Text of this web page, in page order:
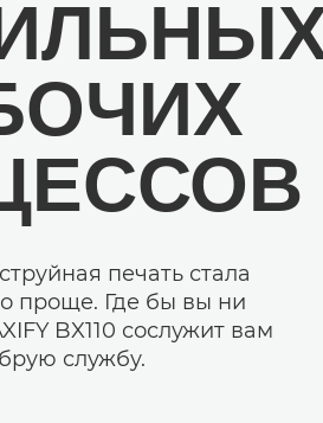
печать стала
проще. Где бы вы ни
BX110 сослужит вам
службу.